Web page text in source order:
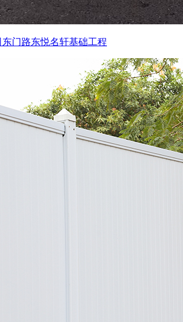
门路东悦名轩基础工程